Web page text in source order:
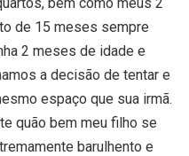
de 15 meses sempre
2 meses de idade e
a decisão de tentar e
espaço que sua irmã.
quão bem meu filho se
barulhento e